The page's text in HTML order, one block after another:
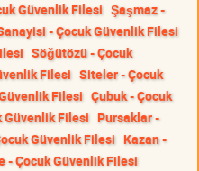
Güvenlik Filesi Şaşmaz -
- Çocuk Güvenlik Filesi
Söğütözü - Çocuk
Filesi Siteler - Çocuk
Filesi Çubuk - Çocuk
Güvenlik Filesi Pursaklar -
Güvenlik Filesi Kazan -
- Çocuk Güvenlik Filesi